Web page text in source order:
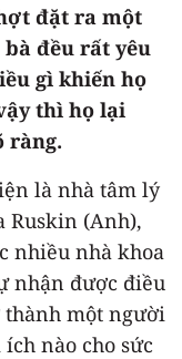
đặt ra một
đều rất yêu
gì khiến họ
thì họ lại
ràng.
là nhà tâm lý
Ruskin (Anh),
nhiều nhà khoa
nhận được điều
thành một người
nào cho sức